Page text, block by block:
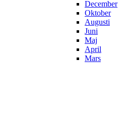
December
Oktober
Augusti
Juni
Maj
April
Mars